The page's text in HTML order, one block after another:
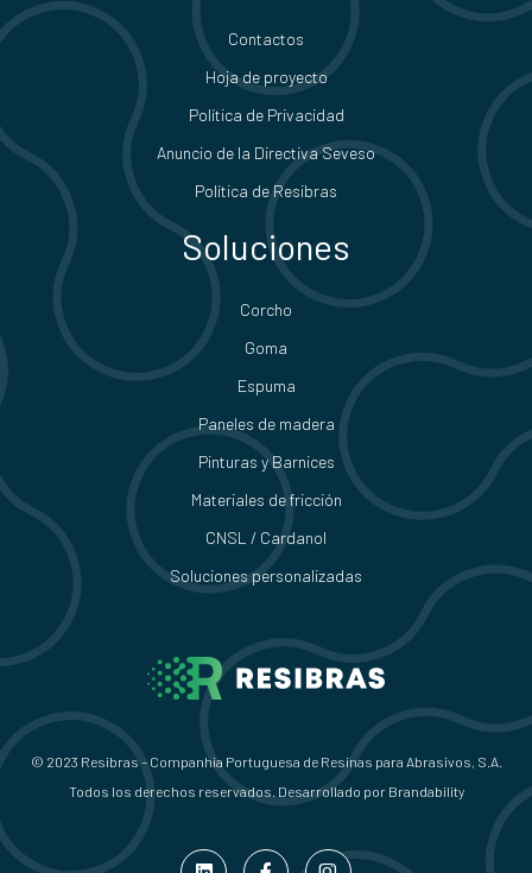
© 2023 Resibras – Companhia Portuguesa de Resinas para Abrasivos, S.A.
Todos los derechos reservados. Desarrollado por Brandability
Contactos
Hoja de proyecto
Política de Privacidad
Anuncio de la Directiva Seveso
Política de Resibras
Soluciones
Corcho
Goma
Espuma
Paneles de madera
Pinturas y Barnices
Materiales de fricción
CNSL / Cardanol
Soluciones personalizadas